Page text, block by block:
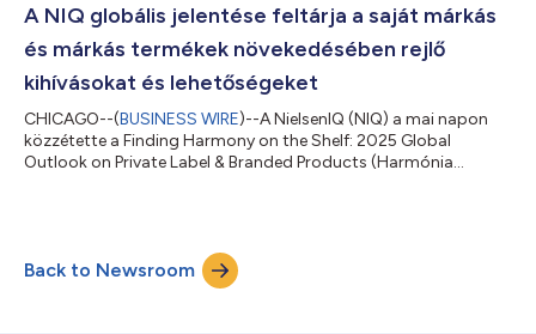
hogy 2025-ben és az azt követő években növekedni tudjanak, a
gyártóknak és a...
A NIQ globális jelentése feltárja a saját márkás
és márkás termékek növekedésében rejlő
kihívásokat és lehetőségeket
CHICAGO--(BUSINESS WIRE)--A NielsenIQ (NIQ) a mai napon
közzétette a Finding Harmony on the Shelf: 2025 Global
Outlook on Private Label & Branded Products (Harmónia
nyújt a globális fogyasztói attitűdök megváltozásáról, az
ezeket a trendeket globálisan és regionálisan befolyásoló
katalizátorokról, valamint olyan font...
Back to Newsroom